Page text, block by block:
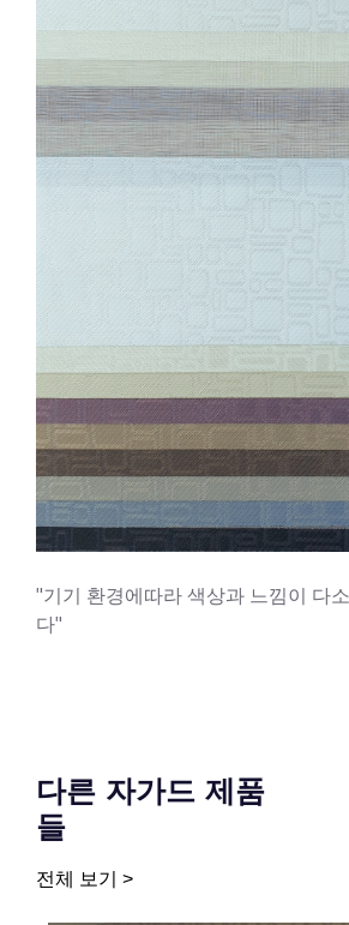
"기기 환경에따라 색상과 느낌이 다
다"
다른 자가드 제품
전체 보기 >